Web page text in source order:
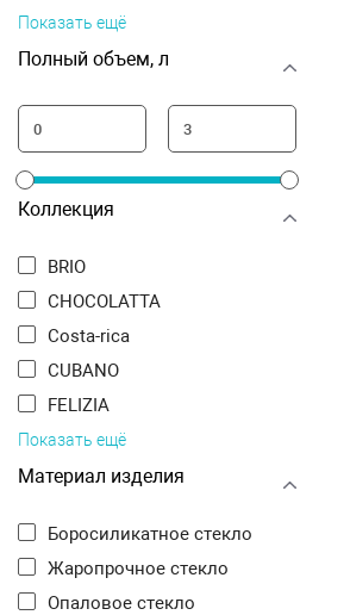
Показать ещё
Полный объем, л
Коллекция
BRIO
CHOCOLATTA
Costa-rica
CUBANO
FELIZIA
Показать ещё
Материал изделия
Боросиликатное стекло
Жаропрочное стекло
Опаловое стекло